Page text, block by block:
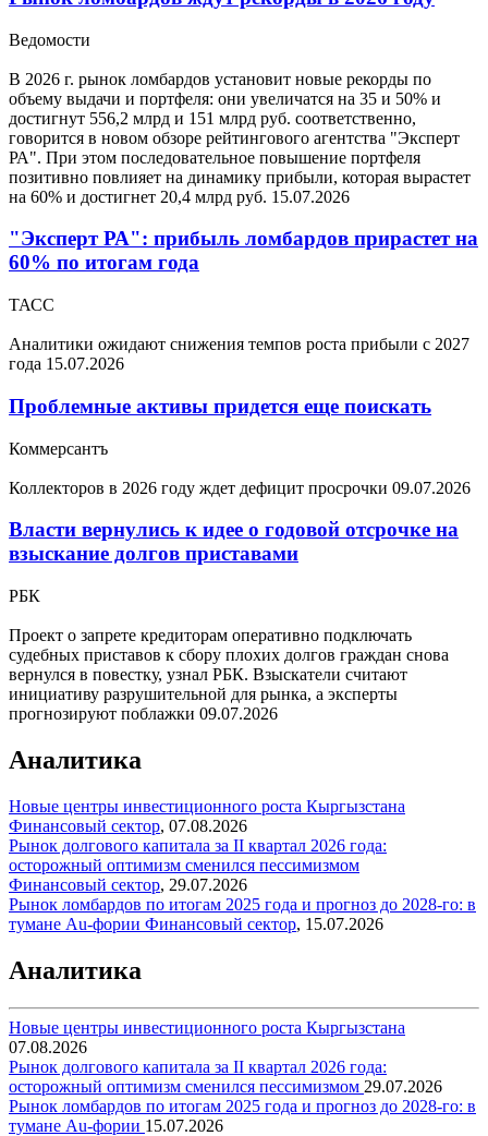
Ведомости
В 2026 г. рынок ломбардов установит новые рекорды по
объему выдачи и портфеля: они увеличатся на 35 и 50% и
достигнут 556,2 млрд и 151 млрд руб. соответственно,
говорится в новом обзоре рейтингового агентства "Эксперт
РА". При этом последовательное повышение портфеля
позитивно повлияет на динамику прибыли, которая вырастет
на 60% и достигнет 20,4 млрд руб. 15.07.2026
"Эксперт РА": прибыль ломбардов прирастет на
60% по итогам года
ТАСС
Аналитики ожидают снижения темпов роста прибыли с 2027
года 15.07.2026
Проблемные активы придется еще поискать
Коммерсантъ
Коллекторов в 2026 году ждет дефицит просрочки 09.07.2026
Власти вернулись к идее о годовой отсрочке на
взыскание долгов приставами
РБК
Проект о запрете кредиторам оперативно подключать
судебных приставов к сбору плохих долгов граждан снова
вернулся в повестку, узнал РБК. Взыскатели считают
инициативу разрушительной для рынка, а эксперты
прогнозируют поблажки 09.07.2026
Аналитика
Новые центры инвестиционного роста Кыргызстана
Финансовый сектор, 07.08.2026
Рынок долгового капитала за II квартал 2026 года:
осторожный оптимизм сменился пессимизмом
Финансовый сектор, 29.07.2026
Рынок ломбардов по итогам 2025 года и прогноз до 2028-го: в
тумане Au-фории Финансовый сектор, 15.07.2026
Аналитика
Новые центры инвестиционного роста Кыргызстана
07.08.2026
Рынок долгового капитала за II квартал 2026 года:
осторожный оптимизм сменился пессимизмом 29.07.2026
Рынок ломбардов по итогам 2025 года и прогноз до 2028-го: в
тумане Au-фории 15.07.2026